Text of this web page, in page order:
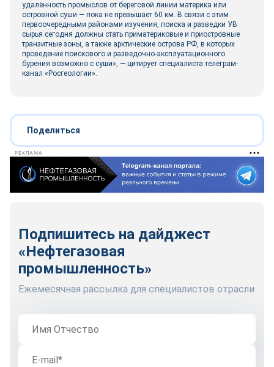
удалённость промыслов от береговой линии материка или
островной суши — пока не превышает 60 км. В связи с этим
первоочередными районами изучения, поиска и разведки УВ
сырья сегодня должны стать приматериковые и приостровные
транзитные зоны, а также арктические острова РФ, в которых
проведение поискового и разведочно-эксплуатационного
бурения возможно с суши», — цитирует специалиста телеграм-
канал «Росгеологии».
Поделиться
РЕКЛАМА
Подпишитесь на дайджест
«Нефтегазовая
промышленность»
Ежемесячная рассылка для специалистов отрасли